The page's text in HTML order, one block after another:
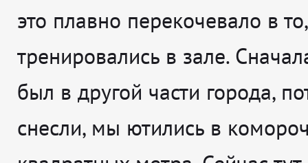
это плавно перекочевало в
тренировались в зале.
был в другой части города,
снесли, мы ютились в